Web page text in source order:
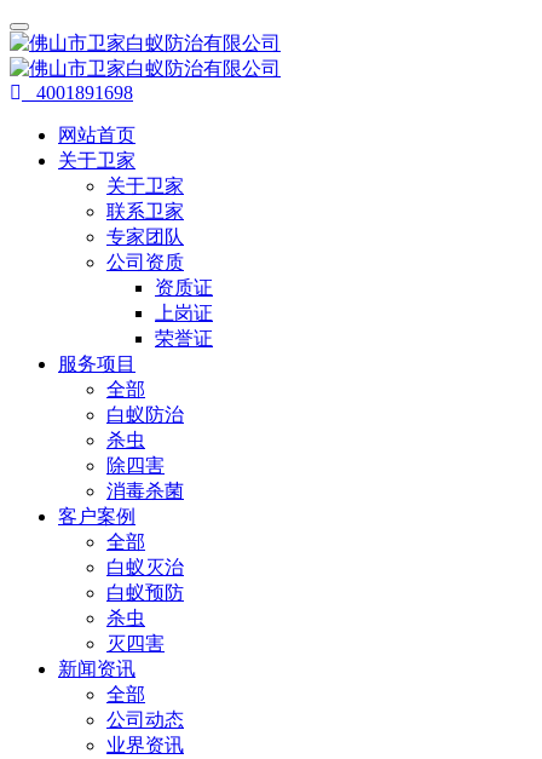
4001891698
网站首页
关于卫家
关于卫家
联系卫家
专家团队
公司资质
资质证
上岗证
荣誉证
服务项目
全部
白蚁防治
杀虫
除四害
消毒杀菌
客户案例
全部
白蚁灭治
白蚁预防
杀虫
灭四害
新闻资讯
全部
公司动态
业界资讯